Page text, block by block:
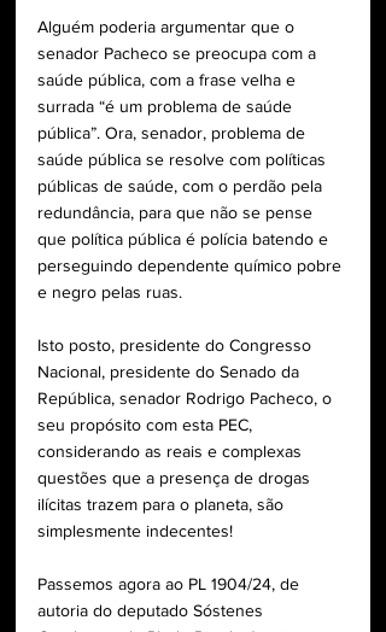
Alguém poderia argumentar que o
senador Pacheco se preocupa com a
saúde pública, com a frase velha e
surrada “é um problema de saúde
pública”. Ora, senador, problema de
saúde pública se resolve com políticas
públicas de saúde, com o perdão pela
redundância, para que não se pense
que política pública é polícia batendo e
perseguindo dependente químico pobre
e negro pelas ruas.
Isto posto, presidente do Congresso
Nacional, presidente do Senado da
República, senador Rodrigo Pacheco, o
seu propósito com esta PEC,
considerando as reais e complexas
questões que a presença de drogas
ilícitas trazem para o planeta, são
simplesmente indecentes!
Passemos agora ao PL 1904/24, de
autoria do deputado Sóstenes